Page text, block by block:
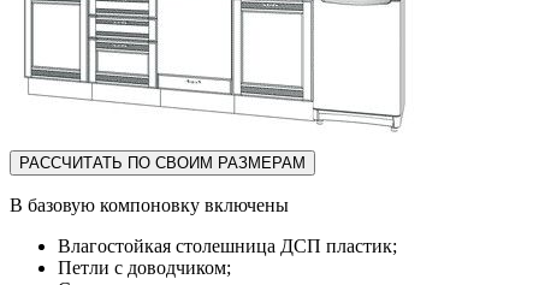
РАССЧИТАТЬ ПО СВОИМ РАЗМЕРАМ
В базовую компоновку включены
Влагостойкая столешница ДСП пластик;
Петли с доводчиком;